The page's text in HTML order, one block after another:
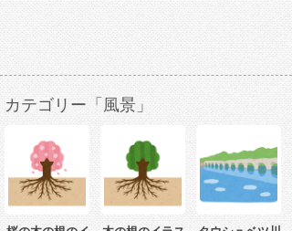
カテゴリー「風景」